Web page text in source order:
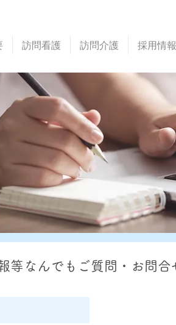
訪問看護 訪問介護 採用情報
等なんでもご質問・お問合